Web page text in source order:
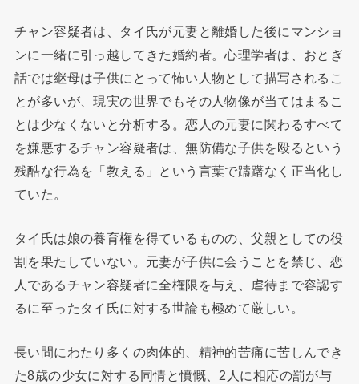
チャン容疑者は、タイ氏が元妻と離婚した後にマンショ
ンに一緒に引っ越してきた婚約者。心理学者は、おとぎ
話では継母は子供にとって怖い人物として描写されるこ
とが多いが、現実の世界でもその人物像が当てはまるこ
とは少なくないと分析する。恋人の元妻に関わるすべて
を嫌悪するチャン容疑者は、無防備な子供を殴るという
残酷な行為を「教える」という言葉で躊躇なく正当化し
ていた。
タイ氏は娘の養育権を得ているものの、父親としての役
割を果たしていない。元妻が子供に会うことを禁じ、恋
人であるチャン容疑者に全権限を与え、虐待まで容認す
るに至ったタイ氏に対する世論も極めて厳しい。
長い間にわたり多くの肉体的、精神的苦痛に苦しんでき
た8歳の少女に対する同情と憤慨、2人に相応の罰が与